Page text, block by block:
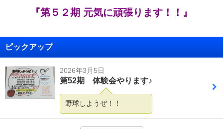
『第５２期 元気に頑張ります！！』
ピックアップ
2026年3月5日
第52期 体験会やります♪
野球しようぜ！！